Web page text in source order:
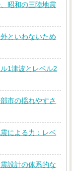
昭和の三陸地震
といわないため
1津波とレベル2
市の揺れやすさ
による力：レベ
設計の体系的な